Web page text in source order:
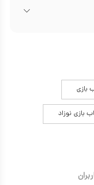
بازی
بازی نوزاد